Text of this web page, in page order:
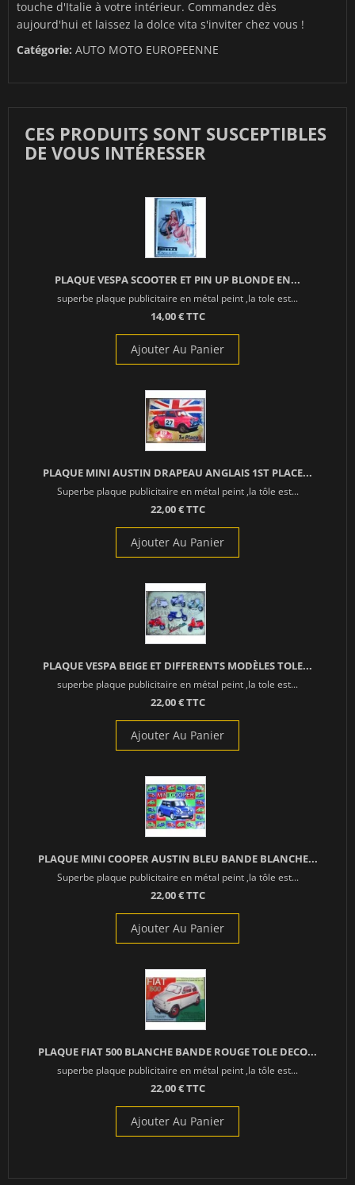
touche d'Italie à votre intérieur. Commandez dès
aujourd'hui et laissez la dolce vita s'inviter chez vous !
Catégorie: AUTO MOTO EUROPEENNE
CES PRODUITS SONT SUSCEPTIBLES
DE VOUS INTÉRESSER
PLAQUE VESPA SCOOTER ET PIN UP BLONDE EN...
superbe plaque publicitaire en métal peint ,la tole est...
14,00 € TTC
Ajouter Au Panier
PLAQUE MINI AUSTIN DRAPEAU ANGLAIS 1ST PLACE...
Superbe plaque publicitaire en métal peint ,la tôle est...
22,00 € TTC
Ajouter Au Panier
PLAQUE VESPA BEIGE ET DIFFERENTS MODÈLES TOLE...
superbe plaque publicitaire en métal peint ,la tole est...
22,00 € TTC
Ajouter Au Panier
PLAQUE MINI COOPER AUSTIN BLEU BANDE BLANCHE...
Superbe plaque publicitaire en métal peint ,la tôle est...
22,00 € TTC
Ajouter Au Panier
PLAQUE FIAT 500 BLANCHE BANDE ROUGE TOLE DECO...
superbe plaque publicitaire en métal peint ,la tôle est...
22,00 € TTC
Ajouter Au Panier